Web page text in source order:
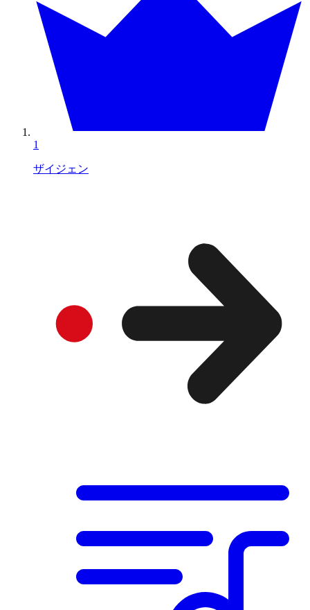
1
ザイジェン